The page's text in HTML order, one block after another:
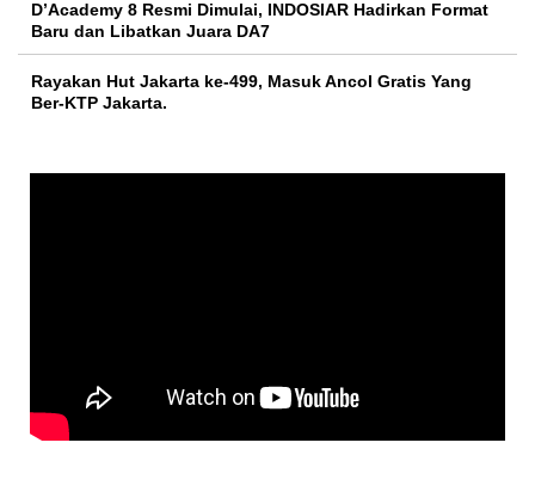
D’Academy 8 Resmi Dimulai, INDOSIAR Hadirkan Format
Baru dan Libatkan Juara DA7
Rayakan Hut Jakarta ke-499, Masuk Ancol Gratis Yang
Ber-KTP Jakarta.